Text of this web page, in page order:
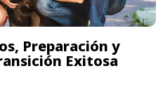
Preparación y
Exitosa